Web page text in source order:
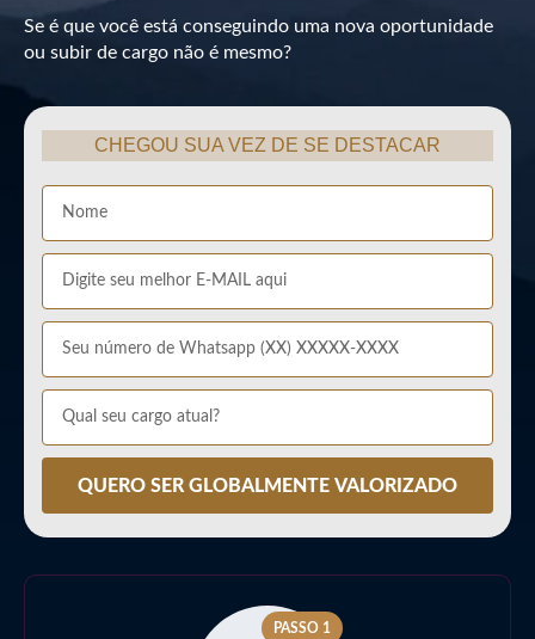
Se é que você está conseguindo uma nova oportunidade
ou subir de cargo não é mesmo?
CHEGOU SUA VEZ DE SE DESTACAR
QUERO SER GLOBALMENTE VALORIZADO
PASSO 1